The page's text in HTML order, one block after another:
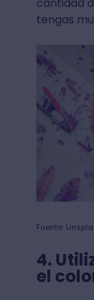
tengas
Fuente:
4.
el